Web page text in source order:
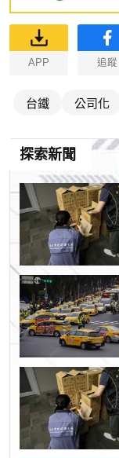
APP 追蹤
台鐵 公司化
探索新聞